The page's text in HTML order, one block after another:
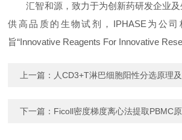
汇智和源，致力于为创新药研发企业
供高品质的生物试剂，IPHASE为公
旨“Innovative Reagents For Innovative
上一篇： 人CD3+T淋巴细胞阳性分选原理
下一篇： Ficoll密度梯度离心法提取PBMC